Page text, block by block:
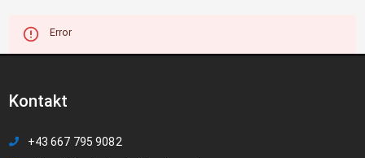
Error
Kontakt
+43 667 795 9082